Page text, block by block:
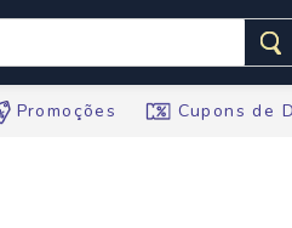
Promoções Cupons de